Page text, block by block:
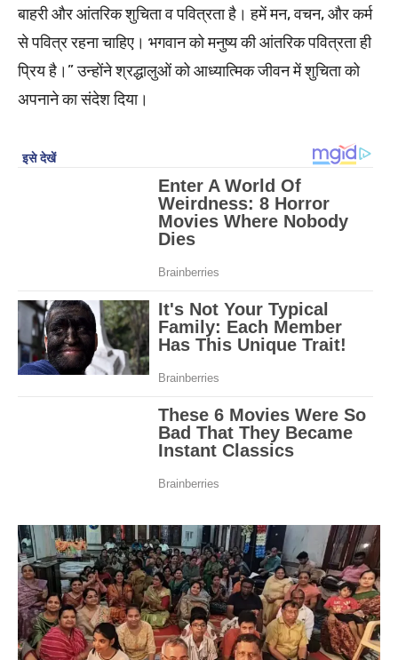
बाहरी और आंतरिक शुचिता व पवित्रता है। हमें मन, वचन, और कर्म
से पवित्र रहना चाहिए। भगवान को मनुष्य की आंतरिक पवित्रता ही
प्रिय है।” उन्होंने श्रद्धालुओं को आध्यात्मिक जीवन में शुचिता को
अपनाने का संदेश दिया।